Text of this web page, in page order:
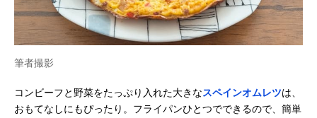
筆者撮影
コンビーフと野菜をたっぷり入れた大きなスペインオムレツは、
おもてなしにもぴったり。フライパンひとつでできるので、簡単